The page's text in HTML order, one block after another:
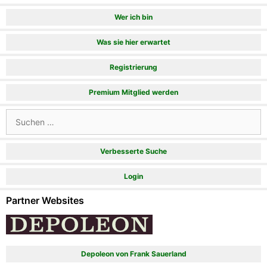
Wer ich bin
Was sie hier erwartet
Registrierung
Premium Mitglied werden
nach:
Verbesserte Suche
Login
Partner Websites
Depoleon von Frank Sauerland